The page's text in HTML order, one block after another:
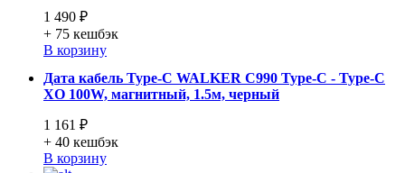
1 490 ₽
+ 75 кешбэк
В корзину
Дата кабель Type-C WALKER C990 Type-C - Type-C
XO 100W, магнитный, 1.5м, черный
1 161 ₽
+ 40 кешбэк
В корзину